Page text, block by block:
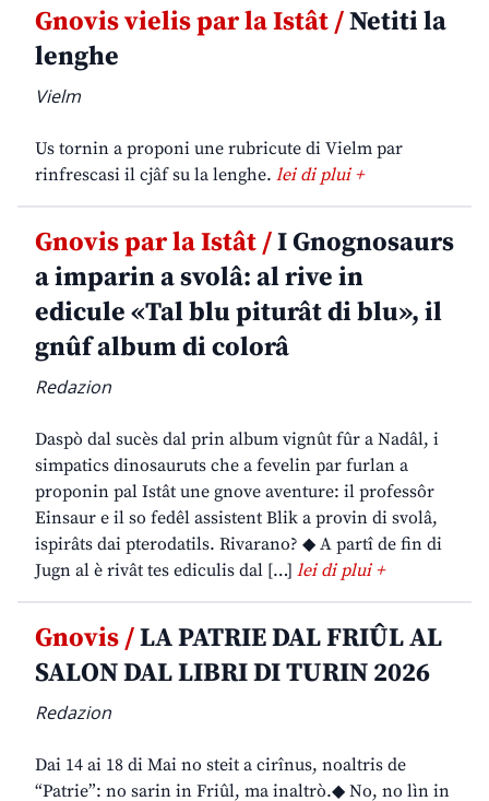
Gnovis vielis par la Istât /Netiti la
lenghe
Vielm
Us tornin a proponi une rubricute di Vielm par
rinfrescasi il cjâf su la lenghe. lei di plui +
Gnovis par la Istât /I Gnognosaurs
a imparin a svolâ: al rive in
edicule «Tal blu piturât di blu», il
gnûf album di colorâ
Redazion
Daspò dal sucès dal prin album vignût fûr a Nadâl, i
simpatics dinosauruts che a fevelin par furlan a
proponin pal Istât une gnove aventure: il professôr
Einsaur e il so fedêl assistent Blik a provin di svolâ,
ispirâts dai pterodatils. Rivarano? ◆ A partî de fin di
Jugn al è rivât tes ediculis dal […] lei di plui +
Gnovis /LA PATRIE DAL FRIÛL AL
SALON DAL LIBRI DI TURIN 2026
Redazion
Dai 14 ai 18 di Mai no steit a cirînus, noaltris de
“Patrie”: no sarin in Friûl, ma inaltrò.◆ No, no lìn in